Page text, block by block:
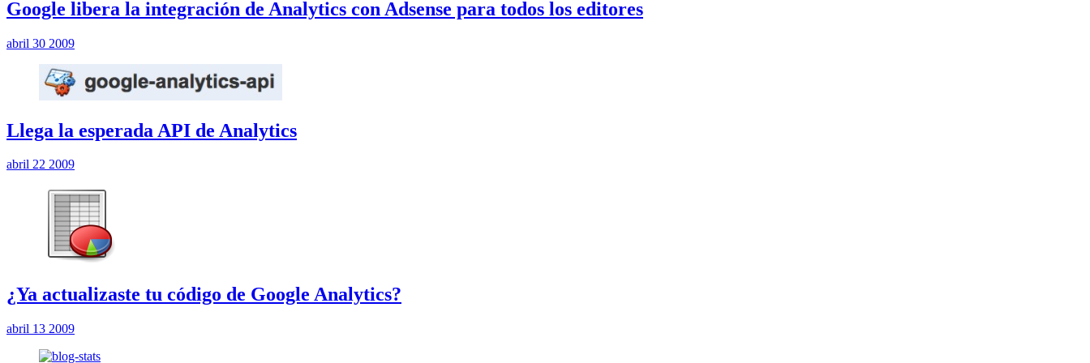
Google libera la integración de Analytics con Adsense para todos los editores
abril 30 2009
Llega la esperada API de Analytics
abril 22 2009
¿Ya actualizaste tu código de Google Analytics?
abril 13 2009